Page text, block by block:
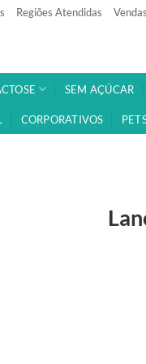
Regiões Atendidas
SEM AÇÚCAR
CORPORATIVOS